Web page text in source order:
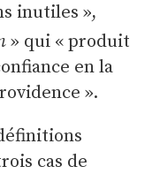
inutiles ,
» qui
produit
en la
.
cas de